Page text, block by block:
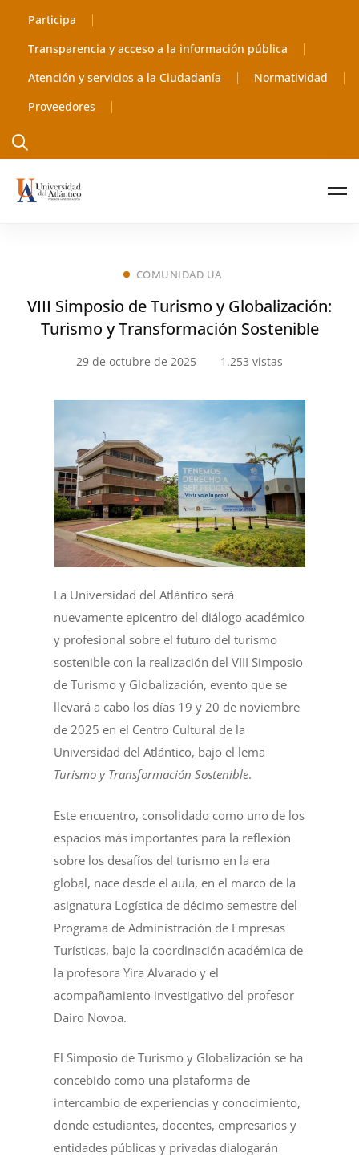
Participa
Transparencia y acceso a la información pública
Atención y servicios a la Ciudadanía
Normatividad
Proveedores
COMUNIDAD UA
VIII Simposio de Turismo y Globalización:
Turismo y Transformación Sostenible
29 de octubre de 2025 1.253 vistas
La Universidad del Atlántico será
nuevamente epicentro del diálogo académico
y profesional sobre el futuro del turismo
sostenible con la realización del VIII Simposio
de Turismo y Globalización, evento que se
llevará a cabo los días 19 y 20 de noviembre
de 2025 en el Centro Cultural de la
Universidad del Atlántico, bajo el lema
Turismo y Transformación Sostenible.
Este encuentro, consolidado como uno de los
espacios más importantes para la reflexión
sobre los desafíos del turismo en la era
global, nace desde el aula, en el marco de la
asignatura Logística de décimo semestre del
Programa de Administración de Empresas
Turísticas, bajo la coordinación académica de
la profesora Yira Alvarado y el
acompañamiento investigativo del profesor
Dairo Novoa.
El Simposio de Turismo y Globalización se ha
concebido como una plataforma de
intercambio de experiencias y conocimiento,
donde estudiantes, docentes, empresarios y
entidades públicas y privadas dialogarán